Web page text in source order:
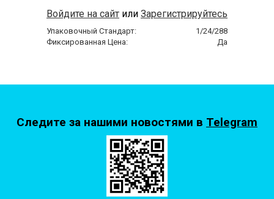
Войдите на сайт или Зарегистрируйтесь
Упаковочный Стандарт:
1/24/288
Фиксированная Цена:
Да
Следите за нашими новостями в Telegram